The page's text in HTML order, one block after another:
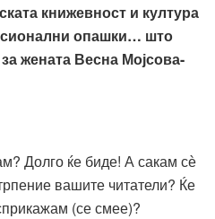
книжевност и култура
опашки… што
жената Весна Мојсова-
Долго ќе биде! А сакам сѐ
вашите читатели? Ќе
(се смее)?